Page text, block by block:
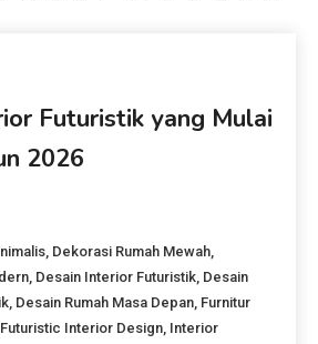
Futuristik yang Mulai
2026
, Dekorasi Rumah Mewah,
, Desain Interior Futuristik, Desain
, Desain Rumah Masa Depan, Furnitur
Futuristic Interior Design, Interior